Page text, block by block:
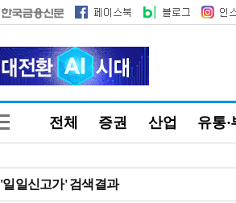
전체 증권 산업 유통
'일일신고가' 검색결과